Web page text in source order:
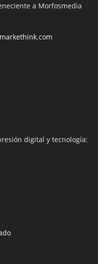
a Morfosmedia
digital y tecnología: